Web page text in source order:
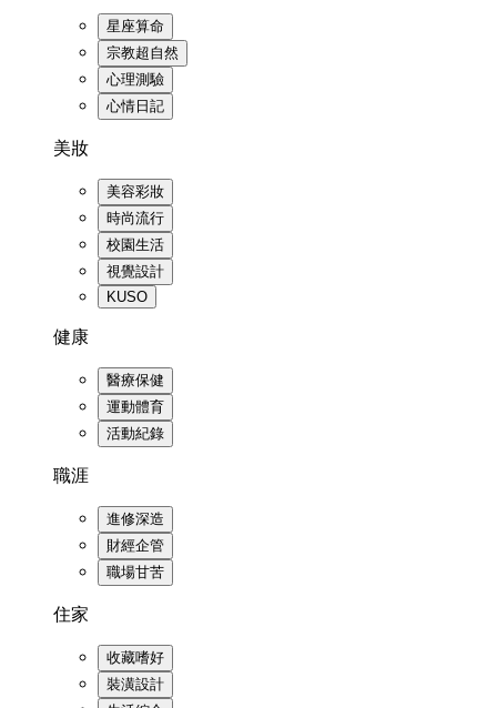
星座算命
宗教超自然
心理測驗
心情日記
美妝
美容彩妝
時尚流行
校園生活
視覺設計
KUSO
健康
醫療保健
運動體育
活動紀錄
職涯
進修深造
財經企管
職場甘苦
住家
收藏嗜好
裝潢設計